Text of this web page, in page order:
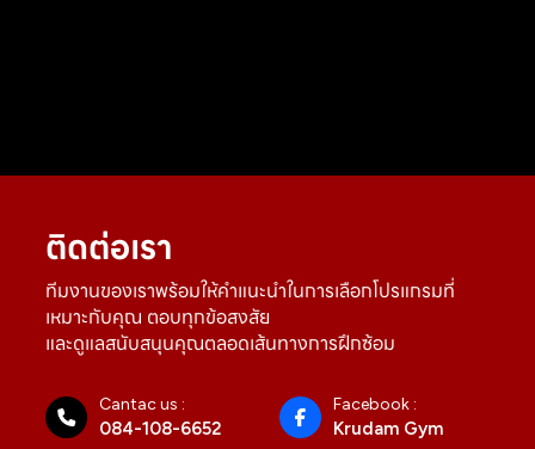
ติดต่อเรา
ทีมงานของเราพร้อมให้คำแนะนำในการเลือกโปรแกรมที่
เหมาะกับคุณ ตอบทุกข้อสงสัย
และดูแลสนับสนุนคุณตลอดเส้นทางการฝึกซ้อม
Cantac us :
084-108-6652
Facebook :
Krudam Gym